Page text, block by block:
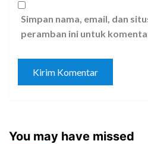
Simpan nama, email, dan
peramban ini untuk
You may have missed